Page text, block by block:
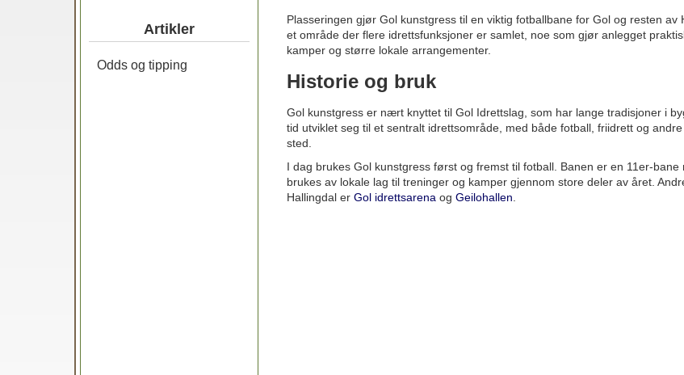
Artikler
Odds og tipping
Plasseringen gjør Gol kunstgress til en viktig fotballbane for Gol og resten av
et område der flere idrettsfunksjoner er samlet, noe som gjør anlegget
kamper og større lokale arrangementer.
Historie og bruk
Gol kunstgress er nært knyttet til Gol Idrettslag, som har lange tradisjoner i
tid utviklet seg til et sentralt idrettsområde, med både fotball, friidrett og
sted.
I dag brukes Gol kunstgress først og fremst til fotball. Banen er en 11er-bane
brukes av lokale lag til treninger og kamper gjennom store deler av året.
Hallingdal erGol idrettsarena ogGeilohallen